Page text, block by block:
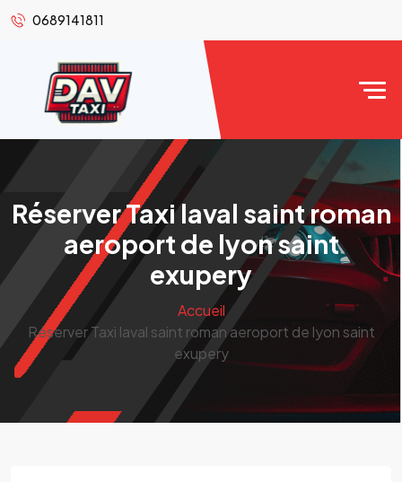
0689141811
Réserver Taxi laval saint roman
aeroport de lyon saint
exupery
Accueil
Réserver Taxi laval saint roman aeroport de lyon saint
exupery